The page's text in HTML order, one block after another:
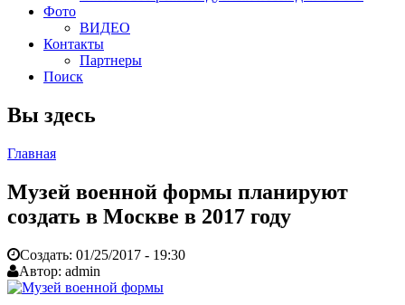
Фото
ВИДЕО
Контакты
Партнеры
Поиск
Вы здесь
Главная
Музей военной формы планируют
создать в Москве в 2017 году
Создать: 01/25/2017 - 19:30
Автор: admin